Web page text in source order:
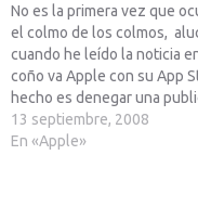
No es la primera vez que
el colmo de los colmos,
cuando he leído la noticia
coño va Apple con su App
hecho es denegar una
porque su funcionalidad…
13 septiembre, 2008
En «Apple»